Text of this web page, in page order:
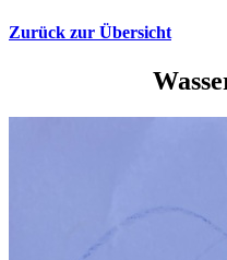
Zurück zur Übersicht